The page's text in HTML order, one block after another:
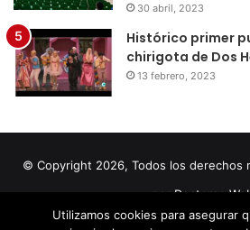
30 abril, 2023
Histórico primer
chirigota de Dos
13 febrero, 2023
© Copyright 2026, Todos los derechos
por Doctores
Utilizamos cookies para asegurar